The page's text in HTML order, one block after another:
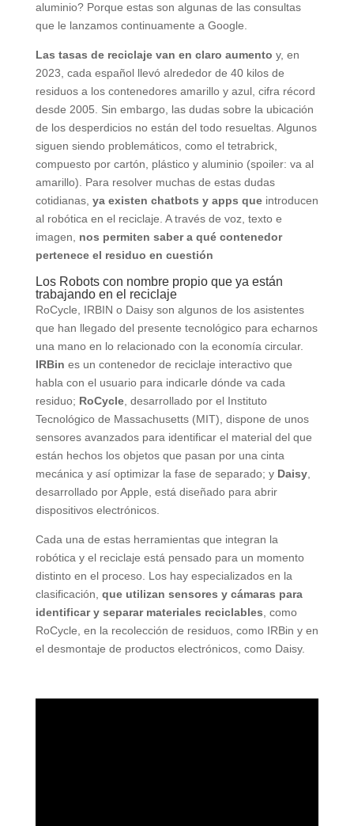
aluminio? Porque estas son algunas de las consultas
que le lanzamos continuamente a Google.
Las tasas de reciclaje van en claro aumento y, en
2023, cada español llevó alrededor de 40 kilos de
residuos a los contenedores amarillo y azul, cifra récord
desde 2005. Sin embargo, las dudas sobre la ubicación
de los desperdicios no están del todo resueltas. Algunos
siguen siendo problemáticos, como el tetrabrick,
compuesto por cartón, plástico y aluminio (spoiler: va al
amarillo). Para resolver muchas de estas dudas
cotidianas, ya existen chatbots y apps queintroducen
al robótica en el reciclaje. A través de voz, texto e
imagen,
nos permiten saber a qué contenedor
pertenece el residuo en cuestión
Los Robots con nombre propio que ya están
trabajando en el reciclaje
RoCycle, IRBIN o Daisy son algunos de los asistentes
que han llegado del presente tecnológico para echarnos
una mano en lo relacionado con la economía circular.
IRBin es un contenedor de reciclaje interactivo que
habla con el usuario para indicarle dónde va cada
residuo; RoCycle, desarrollado por el Instituto
Tecnológico de Massachusetts (MIT), dispone de unos
sensores avanzados para identificar el material del que
están hechos los objetos que pasan por una cinta
mecánica y así optimizar la fase de separado; y Daisy,
desarrollado por Apple, está diseñado para abrir
dispositivos electrónicos.
Cada una de estas herramientas que integran la
robótica y el reciclaje está pensado para un momento
distinto en el proceso. Los hay especializados en la
clasificación, que utilizan sensores y cámaras para
identificar y separar materiales reciclables , como
RoCycle, en la recolección de residuos, como IRBin y en
el desmontaje de productos electrónicos, como Daisy.